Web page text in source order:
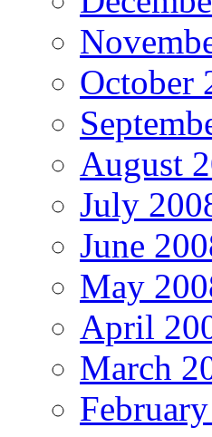
October
August
July
June
May
April
March